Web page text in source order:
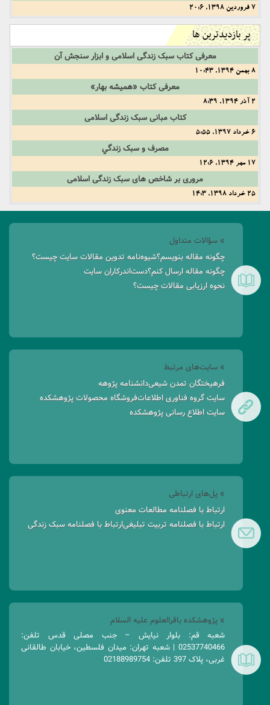
7 فروردین 1398, 20:6
پر بازدیدترین ها
معرفی کتاب سبک زندگی اسلامی و ابزار سنجش آن
8 بهمن 1394, 10:43
معرفی کتاب «همیشه بهار»
2 آذر 1394, 8:39
کتاب مبانی سبک زندگی اسلامی
6 خرداد 1397, 5:55
مصرف و سبک زندگي
17 مهر 1394, 12:6
مروری بر شاخص های سبک زندگی اسلامی
25 خرداد 1398, 14:3
» سؤالات متداول
چگونه مقاله بنویسم؟شیوه‌نامه تدوین مقالات سایت چیست؟
چگونه مقاله ارسال کنم؟دست‌اندرکاران سایت
نحوه ارزیابی مقالات چیست؟
» سایت‌های مرتبط
فرهیختگان تمدن شیعیدانشنامه پژوهه
سایت گروه فناوری اطلاعاتفروشگاه محصولات پژوهشکده
سایت اطلاع رسانی پژوهشکده
» پل‌های ارتباطی
ارتباط با فصلنامه مطالعات معنوی
ارتباط با فصلنامه تربیت تبلیغیارتباط با فصلنامه سبک زندگی
» پژوهشکده باقرالعلوم علیه السلام
شعبه قم: بلوار نیایش – جنب مصلی قدس تلفن:
02537740466 | شعبه تهران: میدان فلسطین، خیابان طالقانی
غربی، پلاک 397 تلفن: 02188989754